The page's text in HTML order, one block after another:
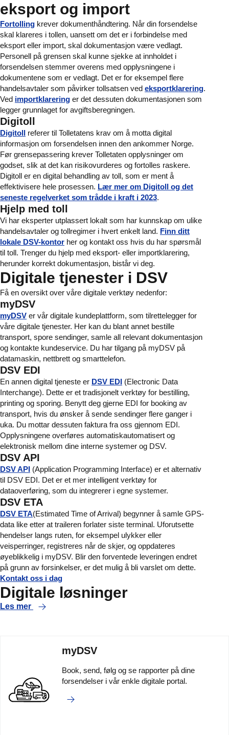
eksport og import
Fortolling krever dokumenthåndtering. Når din forsendelse
skal klareres i tollen, uansett om det er i forbindelse med
eksport eller import, skal dokumentasjon være vedlagt.
Personell på grensen skal kunne sjekke at innholdet i
forsendelsen stemmer overens med opplysningene i
dokumentene som er vedlagt. Det er for eksempel flere
handelsavtaler som påvirker tollsatsen ved eksportklarering.
Ved importklarering er det dessuten dokumentasjonen som
legger grunnlaget for avgiftsberegningen.
Digitoll
Digitoll referer til Tolletatens krav om å motta digital
informasjon om forsendelsen innen den ankommer Norge.
Før grensepassering krever Tolletaten opplysninger om
godset, slik at det kan risikovurderes og fortolles raskere.
Digitoll er en digital behandling av toll, som er ment å
effektivisere hele prosessen. Lær mer om Digitoll og det
seneste regelverket som trådde i kraft i 2023.
Hjelp med toll
Vi har eksperter utplassert lokalt som har kunnskap om ulike
handelsavtaler og tollregimer i hvert enkelt land. Finn ditt
lokale DSV-kontor her og kontakt oss hvis du har spørsmål
til toll. Trenger du hjelp med eksport- eller importklarering,
herunder korrekt dokumentasjon, bistår vi deg.
Digitale tjenester i DSV
Få en oversikt over våre digitale verktøy nedenfor:
myDSV
myDSV er vår digitale kundeplattform, som tilrettelegger for
våre digitale tjenester. Her kan du blant annet bestille
transport, spore sendinger, samle all relevant dokumentasjon
og kontakte kundeservice. Du har tilgang på myDSV på
datamaskin, nettbrett og smarttelefon.
DSV EDI
En annen digital tjeneste er DSV EDI (Electronic Data
Interchange). Dette er et tradisjonelt verktøy for bestilling,
printing og sporing. Benytt deg gjerne EDI for booking av
transport, hvis du ønsker å sende sendinger flere ganger i
uka. Du mottar dessuten faktura fra oss gjennom EDI.
Opplysningene overføres automatiskautomatisert og
elektronisk mellom dine interne systemer og DSV.
DSV API
DSV API (Application Programming Interface) er et alternativ
til DSV EDI. Det er et mer intelligent verktøy for
dataoverføring, som du integrerer i egne systemer.
DSV ETA
DSV ETA(Estimated Time of Arrival) begynner å samle GPS-
data like etter at traileren forlater siste terminal. Uforutsette
hendelser langs ruten, for eksempel ulykker eller
veisperringer, registreres når de skjer, og oppdateres
øyeblikkelig i myDSV. Blir den forventede leveringen endret
på grunn av forsinkelser, er det mulig å bli varslet om dette.
Kontakt oss i dag
Digitale løsninger
Les mer
myDSV
Book, send, følg og se rapporter på dine
forsendelser i vår enkle digitale portal.